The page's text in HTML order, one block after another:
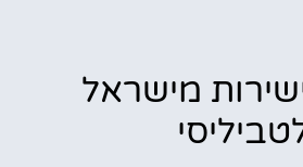
מישראל